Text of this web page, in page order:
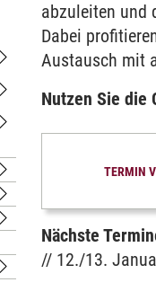
Untermenu Recht
Untermenu Soziales,
Untermenu Individuelle
Untermenu Weiterbildung
Untermenu
Untermenu Studierende
Untermenu Angebote für
abzuleiten und
Dabei
Austausch mit
Nutzen Sie die
TERMIN
Nächste
// 12./13.